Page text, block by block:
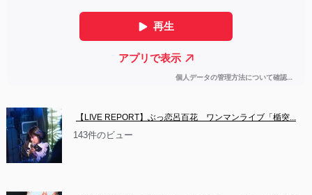
【LIVE REPORT】ぶっ恋呂百花　ワンマンライブ「楯突...
143件のビュー